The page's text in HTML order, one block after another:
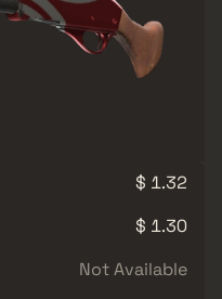
$ 1.32
$ 1.30
Not Available